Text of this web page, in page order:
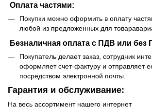
Оплата частями:
Покупки можно оформить в оплату
любой из предложенных для
Безналичная оплата с ПДВ или без
Покупатель делает заказ, сотрудник
оформляет счет-фактуру и отправляет
посредством электронной почты.
Гарантия и обслуживание:
На весь ассортимент нашего интернет